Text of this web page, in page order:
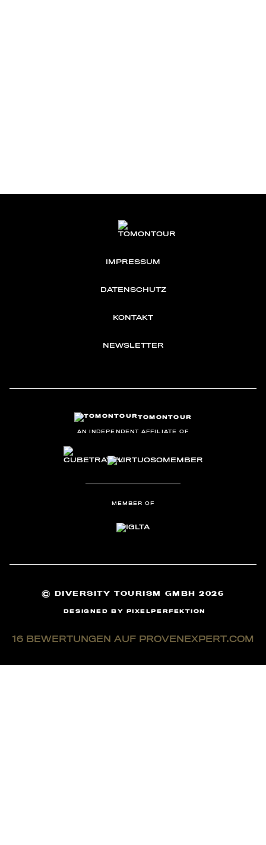
IMPRESSUM
DATENSCHUTZ
KONTAKT
NEWSLETTER
TOMONTOUR
AN INDEPENDENT AFFILIATE OF
MEMBER OF
© DIVERSITY TOURISM GMBH 2026
DESIGNED BY PIXELPERFEKTION
TOMONTOUR
16 BEWERTUNGEN AUF PROVENEXPERT.COM